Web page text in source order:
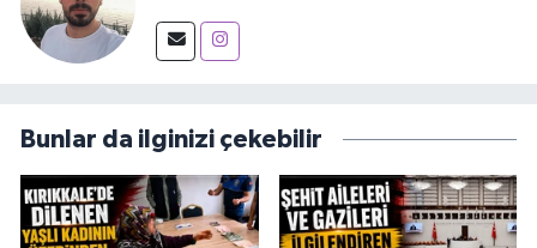
Bunlar da ilginizi çekebilir